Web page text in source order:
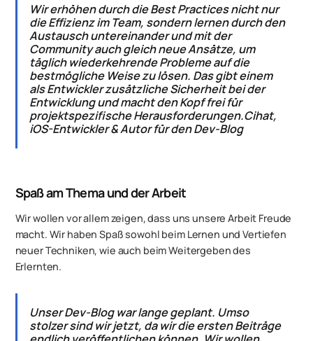
Wir erhöhen durch die Best Practices nicht nur
die Effizienz im Team, sondern lernen durch den
Austausch untereinander und mit der
Community auch gleich neue Ansätze, um
täglich wiederkehrende Probleme auf die
bestmögliche Weise zu lösen. Das gibt einem
als Entwickler zusätzliche Sicherheit bei der
Entwicklung und macht den Kopf frei für
projektspezifische Herausforderungen.Cihat,
iOS-Entwickler & Autor für den Dev-Blog
Spaß am Thema und der Arbeit
Wir wollen vor allem zeigen, dass uns unsere Arbeit Freude
macht. Wir haben Spaß sowohl beim Lernen und Vertiefen
neuer Techniken, wie auch beim Weitergeben des
Erlernten.
Unser Dev-Blog war lange geplant. Umso
stolzer sind wir jetzt, da wir die ersten Beiträge